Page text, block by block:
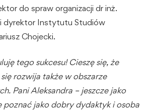
do spraw organizacji dr inż.
dyrektor Instytutu Studiów
Chojecki.
tego sukcesu! Cieszę się, że
rozwija także w obszarze
Pani Aleksandra – jeszcze jako
poznać jako dobry dydaktyk i osoba